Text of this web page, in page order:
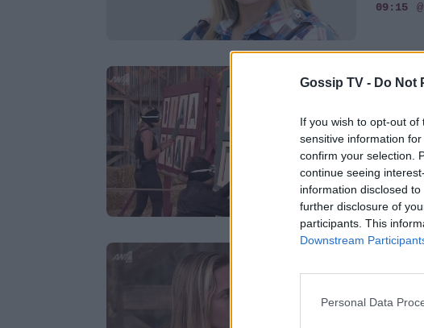
Gossip TV - Do Not
If you wish to opt-out
sensitive information
confirm your selection.
continue seeing
information disclosed
further disclosure of
participants. This
Downstream
Personal Data
09:15
MEDIA
01:02
Η